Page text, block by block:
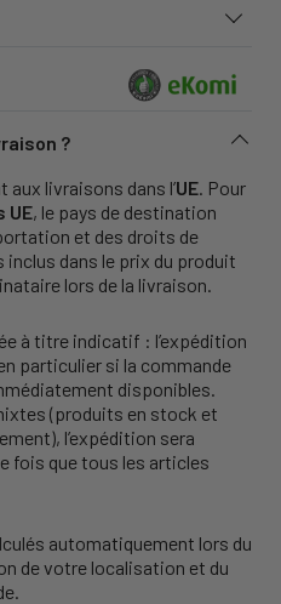
?
aux livraisons dans l’UE. Pour
UE, le pays de destination
et des droits de
inclus dans le prix du produit
lors de la livraison.
à titre indicatif : l’expédition
particulier si la commande
disponibles.
(produits en stock et
l’expédition sera
fois que tous les articles
automatiquement lors du
de votre localisation et du